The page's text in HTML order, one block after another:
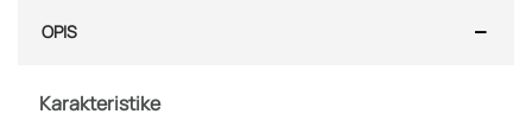
OPIS
Karakteristike